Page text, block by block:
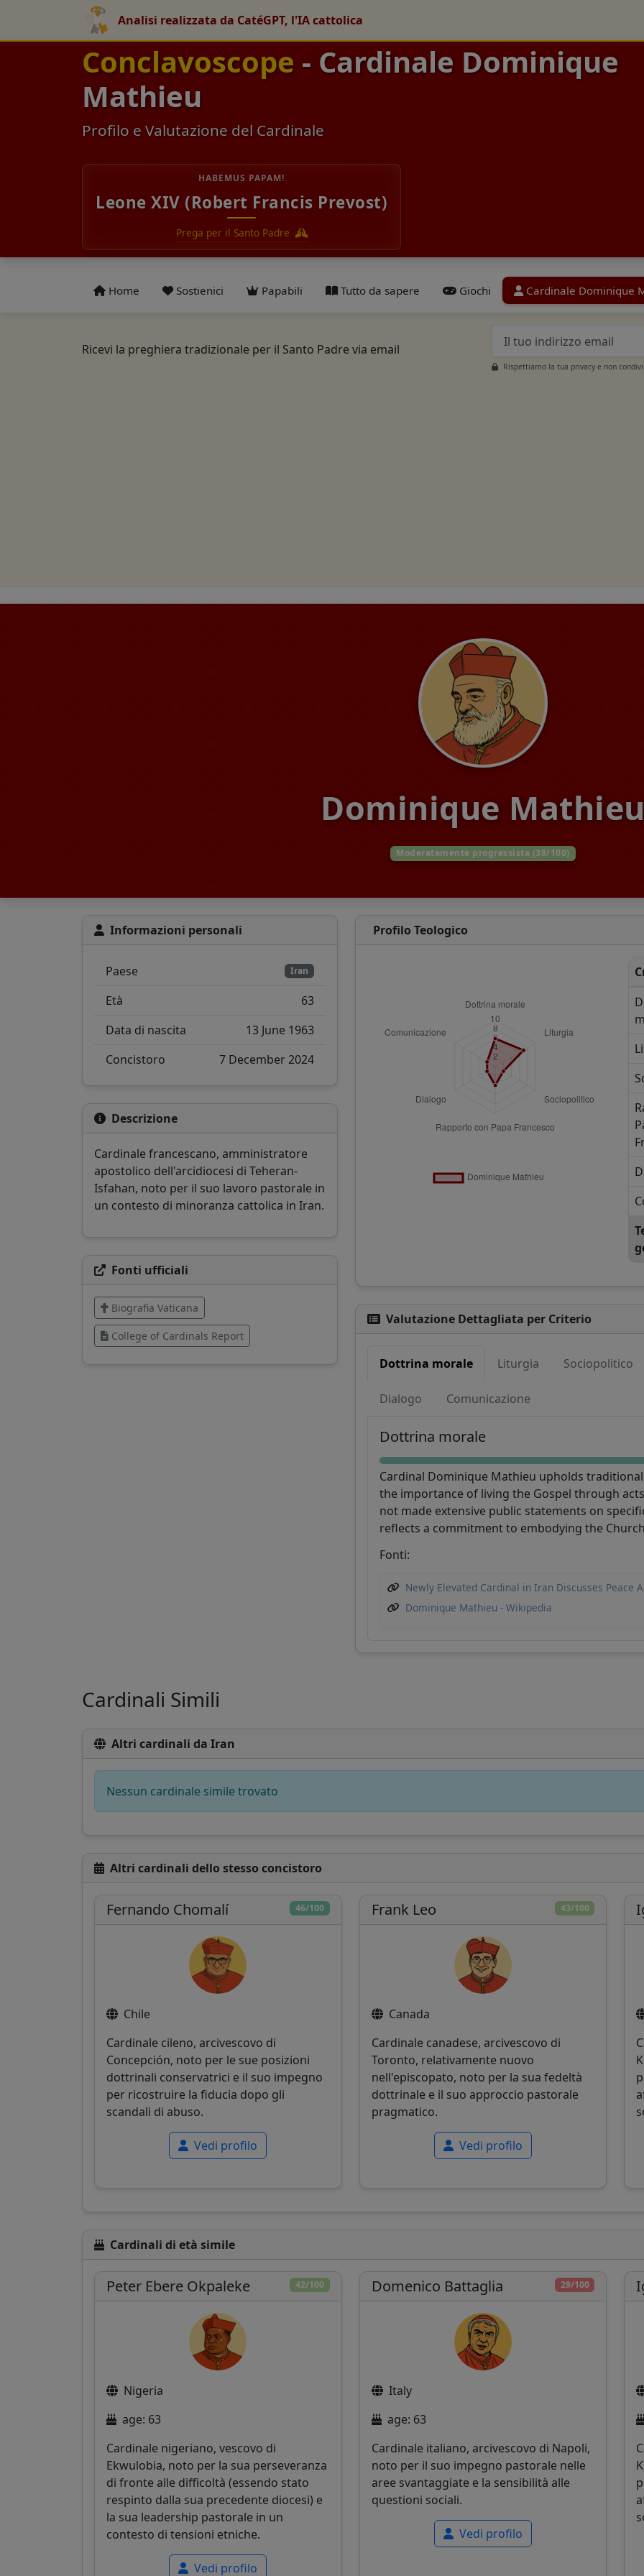
Analisi realizzata da CatéGPT, l'IA cattolica
Conclavoscope - Cardinale Dominique
Mathieu
Profilo e Valutazione del Cardinale
HABEMUS PAPAM!
Leone XIV (Robert Francis Prevost)
Prega per il Santo Padre
Home Sostienici Papabili Tutto da sapere Giochi Cardinale Dominique
Ricevi la preghiera tradizionale per il Santo Padre via email
Rispettiamo la tua privacy e non
Dominique
Moderatamente progressista (38/100)
Informazioni personali
Paese Iran
Età
63
Data di nascita
13 June 1963
Concistoro
7 December 2024
Descrizione
Cardinale francescano, amministratore
apostolico dell'arcidiocesi di Teheran-
Isfahan, noto per il suo lavoro pastorale in
un contesto di minoranza cattolica in Iran.
Fonti ufficiali
Biografia Vaticana
College of Cardinals Report
Profilo Teologico
Valutazione Dettagliata per Criterio
Dottrina morale Liturgia Sociopolitico
Dialogo Comunicazione
Dottrina morale
Cardinal Dominique Mathieu upholds
the importance of living the Gospel through
not made extensive public statements on
reflects a commitment to embodying the
Fonti:
Newly Elevated Cardinal in Iran Discusses Peace
Dominique Mathieu - Wikipedia
Cardinali Simili
Altri cardinali da Iran
Nessun cardinale simile trovato
Altri cardinali dello stesso concistoro
46/100
Fernando Chomalí
Chile
Cardinale cileno, arcivescovo di
Concepción, noto per le sue posizioni
dottrinali conservatrici e il suo impegno
per ricostruire la fiducia dopo gli
scandali di abuso.
Vedi profilo
43/100
Frank Leo
Canada
Cardinale canadese, arcivescovo di
Toronto, relativamente nuovo
nell'episcopato, noto per la sua fedeltà
dottrinale e il suo approccio pastorale
pragmatico.
Vedi profilo
Cardinali di età simile
42/100
Peter Ebere Okpaleke
Nigeria
age: 63
Cardinale nigeriano, vescovo di
Ekwulobia, noto per la sua perseveranza
di fronte alle difficoltà (essendo stato
respinto dalla sua precedente diocesi) e
la sua leadership pastorale in un
contesto di tensioni etniche.
Vedi profilo
29/100
Domenico Battaglia
Italy
age: 63
Cardinale italiano, arcivescovo di Napoli,
noto per il suo impegno pastorale nelle
aree svantaggiate e la sensibilità alle
questioni sociali.
Vedi profilo
Aiutaci a continuare la nostra missione
CatéGPT, l'organizzazione dietro Conclavoscope,